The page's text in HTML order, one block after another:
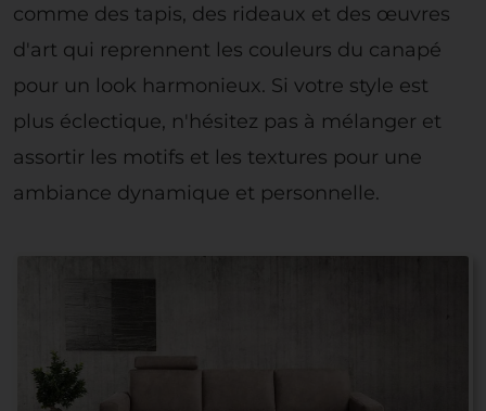
comme des tapis, des rideaux et des œuvres
d'art qui reprennent les couleurs du canapé
pour un look harmonieux. Si votre style est
plus éclectique, n'hésitez pas à mélanger et
assortir les motifs et les textures pour une
ambiance dynamique et personnelle.